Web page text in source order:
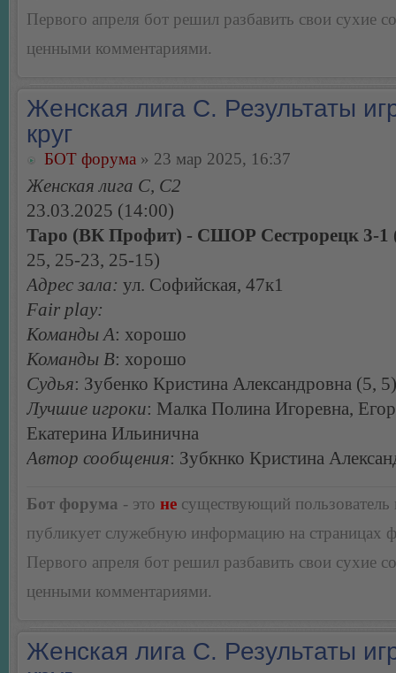
Первого апреля бот решил разбавить свои сухие
ценными комментариями.
Женская лига С. Результаты
круг
БОТ форума » 23 мар 2025, 16:37
Женская лига С, С2
23.03.2025 (14:00)
Таро (ВК Профит) - СШОР Сестрорецк 3-1
25, 25-23, 25-15)
Адрес зала: ул. Софийская, 47к1
Fair play:
Команды А: хорошо
Команды В: хорошо
Судья: Зубенко Кристина Александровна (5, 5)
Лучшие игроки: Малка Полина Игоревна,
Екатерина Ильинична
Автор сообщения: Зубкнко Кристина
Бот форума - это не существующий пользователь
публикует служебную информацию на страницах
Первого апреля бот решил разбавить свои сухие
ценными комментариями.
Женская лига С. Результаты